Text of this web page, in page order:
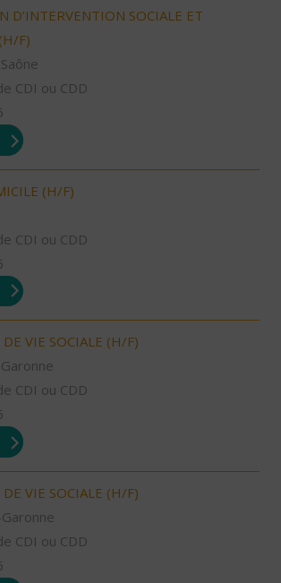
D’INTERVENTION SOCIALE ET
F)
CDI ou CDD
(H/F)
CDI ou CDD
VIE SOCIALE (H/F)
CDI ou CDD
VIE SOCIALE (H/F)
CDI ou CDD